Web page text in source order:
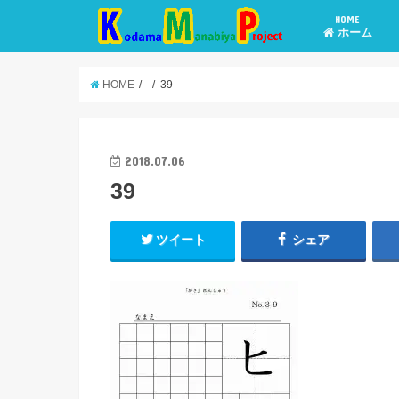
HOME
ホーム
HOME 39
2018.07.06
39
ツイート シェア